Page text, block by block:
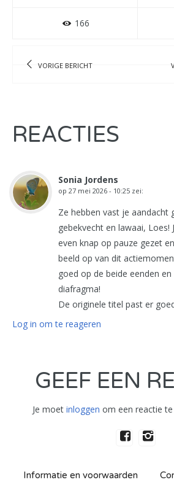
166
VORIGE BERICHT
REACTIES
Sonia Jordens
op 27 mei 2026 - 10:25 zei:
Ze hebben vast je aandacht
gebekvecht en lawaai, Loes!
even knap op pauze gezet
beeld op van dit
goed op de beide eenden
diafragma!
De originele titel past er
Log in om te reageren
GEEF EEN
Je moet inloggen om een reactie
Informatie en voorwaarden